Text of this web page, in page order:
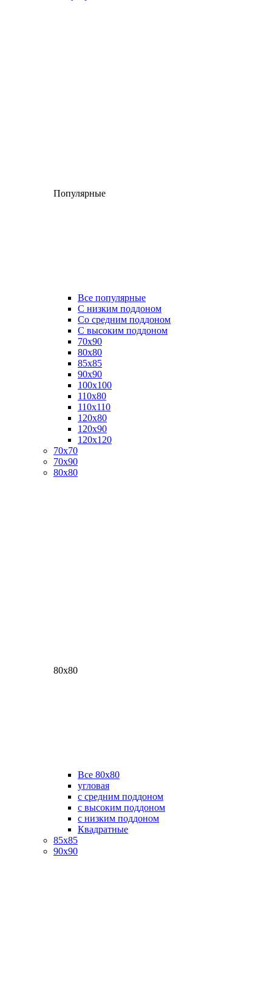
Популярные
Все популярные
C низким поддоном
Со средним поддоном
С высоким поддоном
70х90
80х80
85х85
90х90
100х100
110х80
110х110
120х80
120х90
120х120
70х70
70х90
80х80
80х80
Все 80х80
угловая
с средним поддоном
с высоким поддоном
с низким поддоном
Квадратные
85х85
90х90